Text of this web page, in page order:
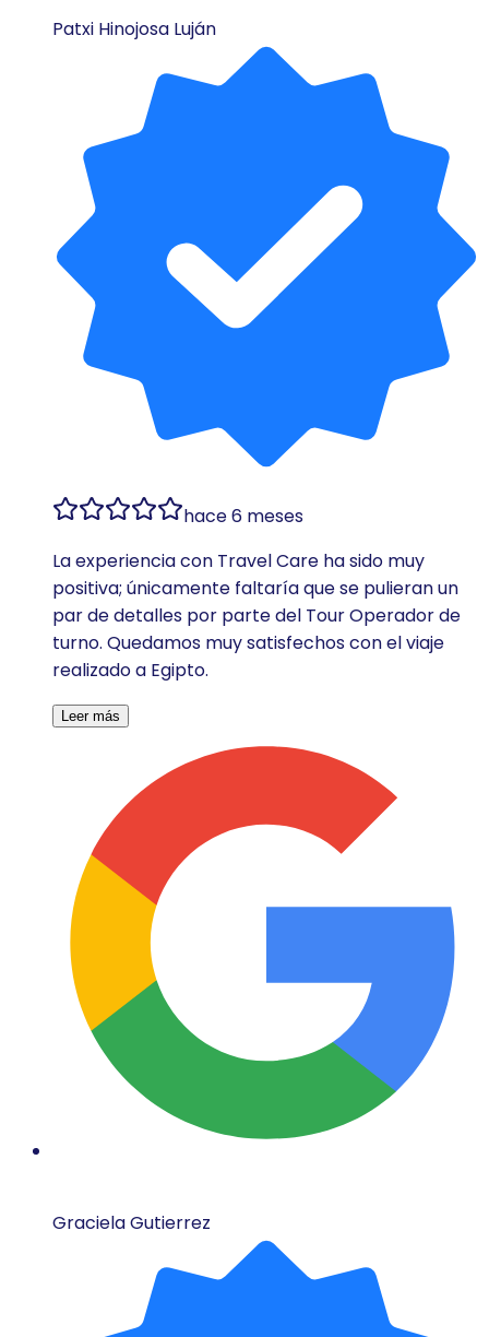
Patxi Hinojosa Luján
hace 6 meses
La experiencia con Travel Care ha sido muy
positiva; únicamente faltaría que se pulieran un
par de detalles por parte del Tour Operador de
turno. Quedamos muy satisfechos con el viaje
realizado a Egipto.
Leer más
Graciela Gutierrez